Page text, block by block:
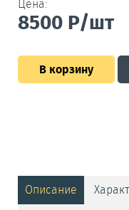
Цена:
8500 Р/шт
В корзину
Описание